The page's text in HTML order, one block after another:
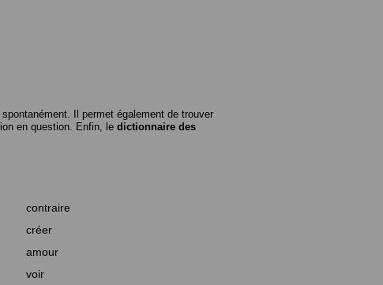
Il permet également de trouver
en question. Enfin, le dictionnaire des
contraire
créer
amour
voir